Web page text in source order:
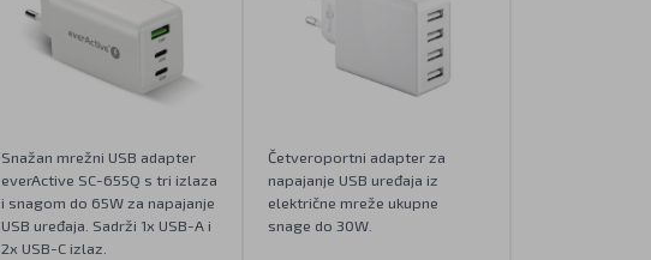
Snažan mrežni USB adapter
everActive SC-655Q s tri izlaza
i snagom do 65W za napajanje
USB uređaja. Sadrži 1x USB-A i
2x USB-C izlaz.
Četveroportni adapter za
napajanje USB uređaja iz
električne mreže ukupne
snage do 30W.